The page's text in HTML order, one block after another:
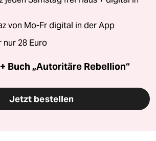
von Mo-Fr digital in der App
nur 28 Euro
Buch „Autoritäre Rebellion“
Jetzt bestellen